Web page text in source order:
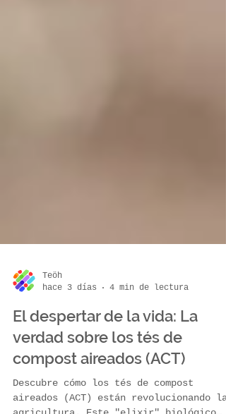
Teöh
hace 3 días
4 min de lectura
El despertar de la vida: La
verdad sobre los tés de
compost aireados (ACT)